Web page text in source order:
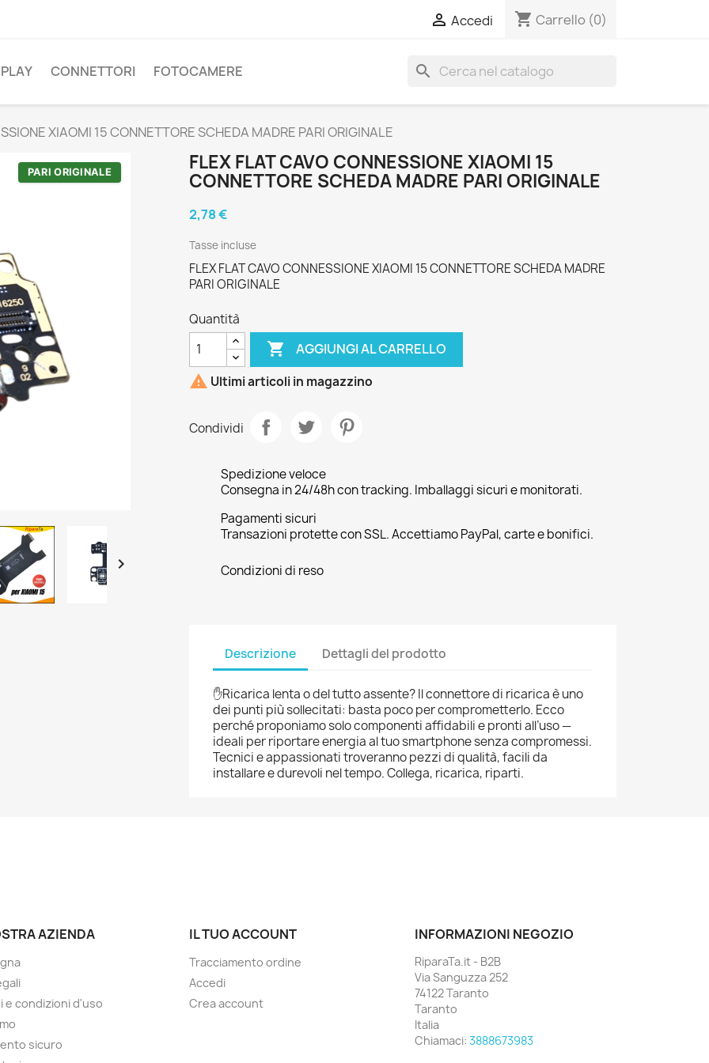
 Accedi shopping_cart Carrello (0)
CONNETTORI FOTOCAMERE search
XIAOMI 15 CONNETTORE SCHEDA MADRE PARI ORIGINALE
PARI ORIGINALE

FLEX FLAT CAVO CONNESSIONE XIAOMI 15
CONNETTORE SCHEDA MADRE PARI ORIGINALE
2,78 €
Tasse incluse
FLEX FLAT CAVO CONNESSIONE XIAOMI 15 CONNETTORE SCHEDA MADRE
PARI ORIGINALE
Quantità
 AGGIUNGI AL CARRELLO
 Ultimi articoli in magazzino
Condividi
Spedizione veloce
Consegna in 24/48h con tracking. Imballaggi sicuri e monitorati.
Pagamenti sicuri
Transazioni protette con SSL. Accettiamo PayPal, carte e bonifici.
Condizioni di reso
Descrizione Dettagli del prodotto
✋Ricarica lenta o del tutto assente? Il connettore di ricarica è uno
dei punti più sollecitati: basta poco per comprometterlo. Ecco
perché proponiamo solo componenti affidabili e pronti all’uso —
ideali per riportare energia al tuo smartphone senza compromessi.
Tecnici e appassionati troveranno pezzi di qualità, facili da
installare e durevoli nel tempo. Collega, ricarica, riparti.
AZIENDA
e condizioni d'uso
sicuro
IL TUO ACCOUNT
Tracciamento ordine
Accedi
Crea account
INFORMAZIONI NEGOZIO
RiparaTa.it - B2B
Via Sanguzza 252
74122 Taranto
Taranto
Italia
Chiamaci: 3888673983